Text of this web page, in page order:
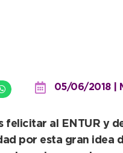
05/06/2018 |
felicitar al ENTUR y
por esta gran idea